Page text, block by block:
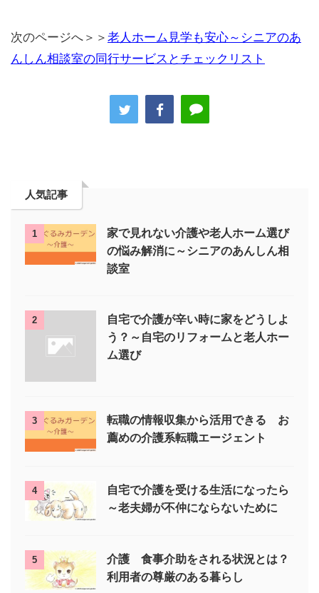
次のページへ＞＞ 老人ホーム見学も安心～シニアのあ
んしん相談室の同行サービスとチェックリスト
人気記事
1
家で見れない介護や老人ホーム選び
の悩み解消に～シニアのあんしん相
談室
2
自宅で介護が辛い時に家をどうしよ
う？～自宅のリフォームと老人ホー
ム選び
3
転職の情報収集から活用できる お
薦めの介護系転職エージェント
4
自宅で介護を受ける生活になったら
～老夫婦が不仲にならないために
5
介護 食事介助をされる状況とは？
利用者の尊厳のある暮らし